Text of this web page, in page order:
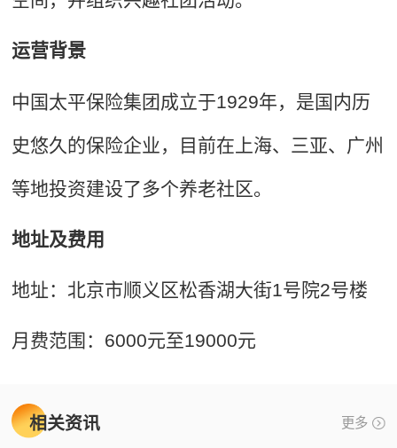
运营背景
中国太平保险集团成立于1929年，是国内历
史悠久的保险企业，目前在上海、三亚、广州
等地投资建设了多个养老社区。
地址及费用
地址：北京市顺义区松香湖大街1号院2号楼
月费范围：6000元至19000元
相关资讯 更多